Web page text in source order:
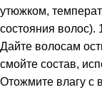
утюжком,
состояния волос).
Дайте волосам
смойте состав,
Отожмите влагу с